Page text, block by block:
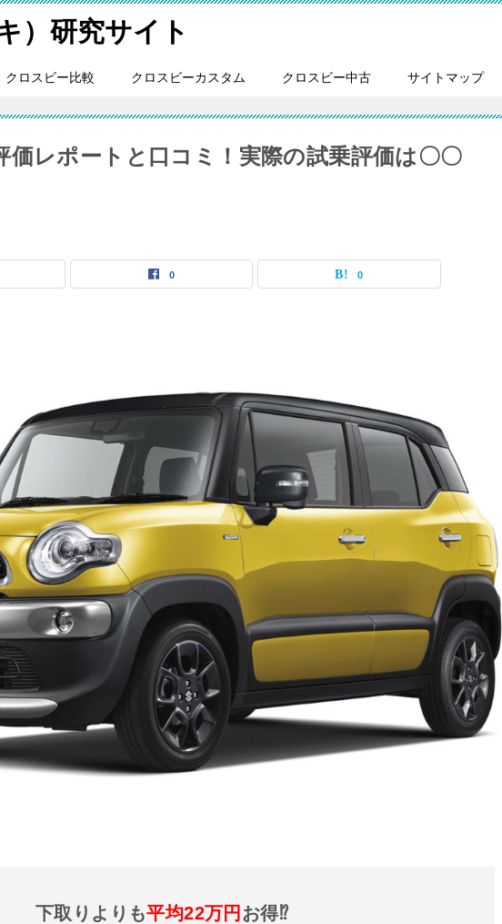
）研究サイト
クロスビー比較 クロスビーカスタム クロスビー中古 サイトマップ
価レポートと口コミ！実際の試乗評価は〇〇
0 0
下取りよりも平均22万円 お得⁉